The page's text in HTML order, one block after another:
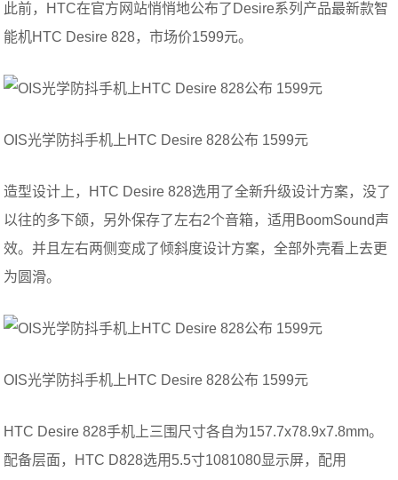
此前，HTC在官方网站悄悄地公布了Desire系列产品最新款智
能机HTC Desire 828，市场价1599元。
OIS光学防抖手机上HTC Desire 828公布 1599元
造型设计上，HTC Desire 828选用了全新升级设计方案，没了
以往的多下颌，另外保存了左右2个音箱，适用BoomSound声
效。并且左右两侧变成了倾斜度设计方案，全部外壳看上去更
为圆滑。
OIS光学防抖手机上HTC Desire 828公布 1599元
HTC Desire 828手机上三围尺寸各自为157.7x78.9x7.8mm。
配备层面，HTC D828选用5.5寸1081080显示屏，配用